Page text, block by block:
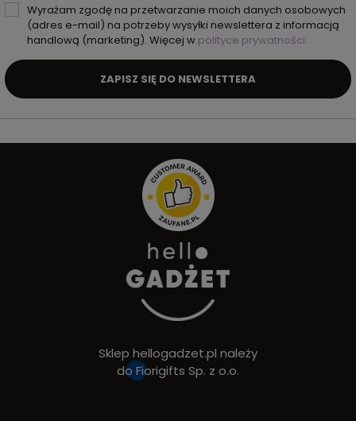
Wyrażam zgodę na przetwarzanie moich danych osobowych
(adres e-mail) na potrzeby wysyłki newslettera z informacją
handlową (marketing). Więcej w polityce prywatności.
ZAPISZ SIĘ DO NEWSLETTERA
Sklep hellogadzet.pl należy
do Fiorigifts Sp. z o.o.